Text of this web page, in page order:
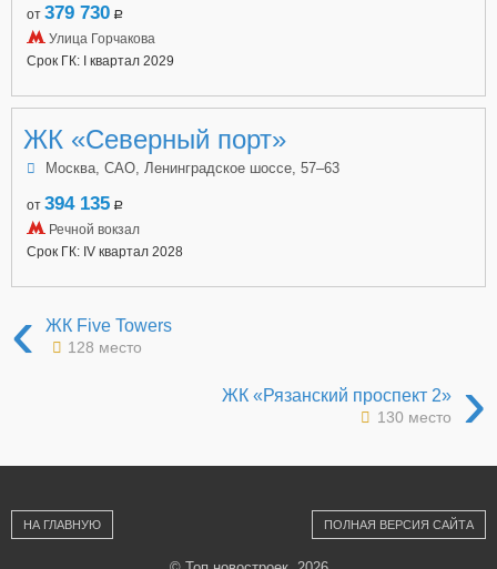
от 379 730 a
Улица Горчакова
Срок ГК: I квартал 2029
ЖК «Северный порт»
Москва, САО, Ленинградское шоссе, 57–63
от 394 135 a
Речной вокзал
Срок ГК: IV квартал 2028
‹ ЖК Five Towers
128 место
›
ЖК «Рязанский проспект 2»
130 место
НА ГЛАВНУЮ ПОЛНАЯ ВЕРСИЯ САЙТА